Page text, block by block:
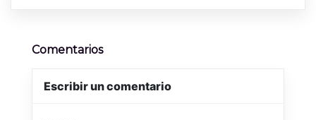
Comentarios
Escribir un comentario